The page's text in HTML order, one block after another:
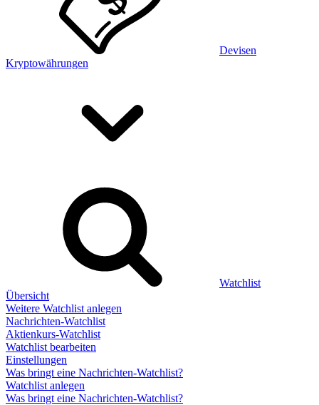
Devisen
Kryptowährungen
Watchlist
Übersicht
Weitere Watchlist anlegen
Nachrichten-Watchlist
Aktienkurs-Watchlist
Watchlist bearbeiten
Einstellungen
Was bringt eine Nachrichten-Watchlist?
Watchlist anlegen
Was bringt eine Nachrichten-Watchlist?